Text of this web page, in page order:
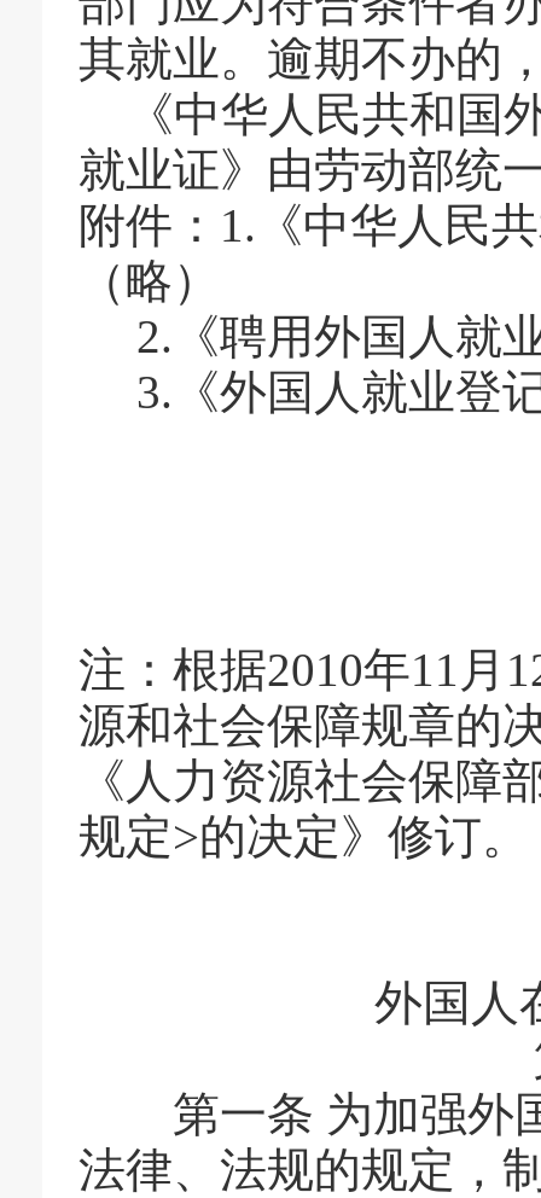
其就业。逾期不办的
《中华人民共和国
就业证》由劳动部统
附件： 1. 《中华人民
（略）
2. 《聘用外国人就
3. 《外国人就业登
注 ： 根据2010年11 月
源和社会保障规章的
《人力资源社会保障
规定>的决定》修订。
外国人
第一条 为加强外国
法律、法规的规定，